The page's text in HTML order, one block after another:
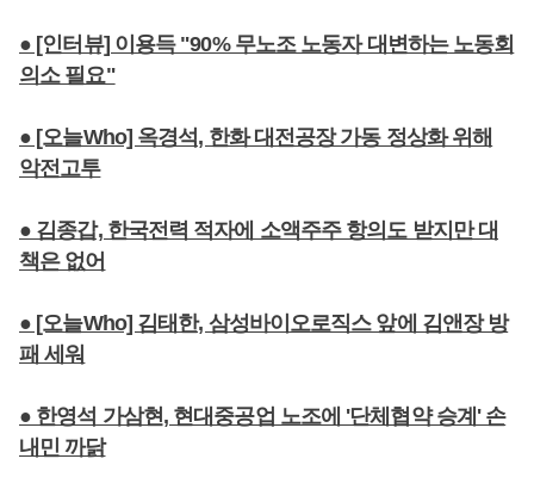
● [인터뷰] 이용득 "90% 무노조 노동자 대변하는 노동회
의소 필요"
● [오늘Who] 옥경석, 한화 대전공장 가동 정상화 위해
악전고투
● 김종갑, 한국전력 적자에 소액주주 항의도 받지만 대
책은 없어
● [오늘Who] 김태한, 삼성바이오로직스 앞에 김앤장 방
패 세워
● 한영석 가삼현, 현대중공업 노조에 '단체협약 승계' 손
내민 까닭